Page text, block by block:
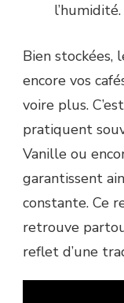
l’humidité.
Bien stockées,
encore vos
voire plus.
pratiquent
Vanille ou
garantissent
constante. Ce
retrouve
reflet d’une